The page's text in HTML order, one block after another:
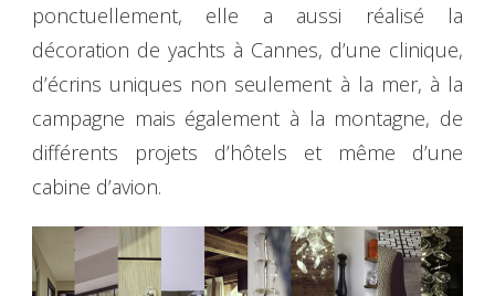
ponctuellement, elle a aussi réalisé la
décoration de yachts à Cannes, d’une clinique,
d’écrins uniques non seulement à la mer, à la
campagne mais également à la montagne, de
différents projets d’hôtels et même d’une
cabine d’avion.